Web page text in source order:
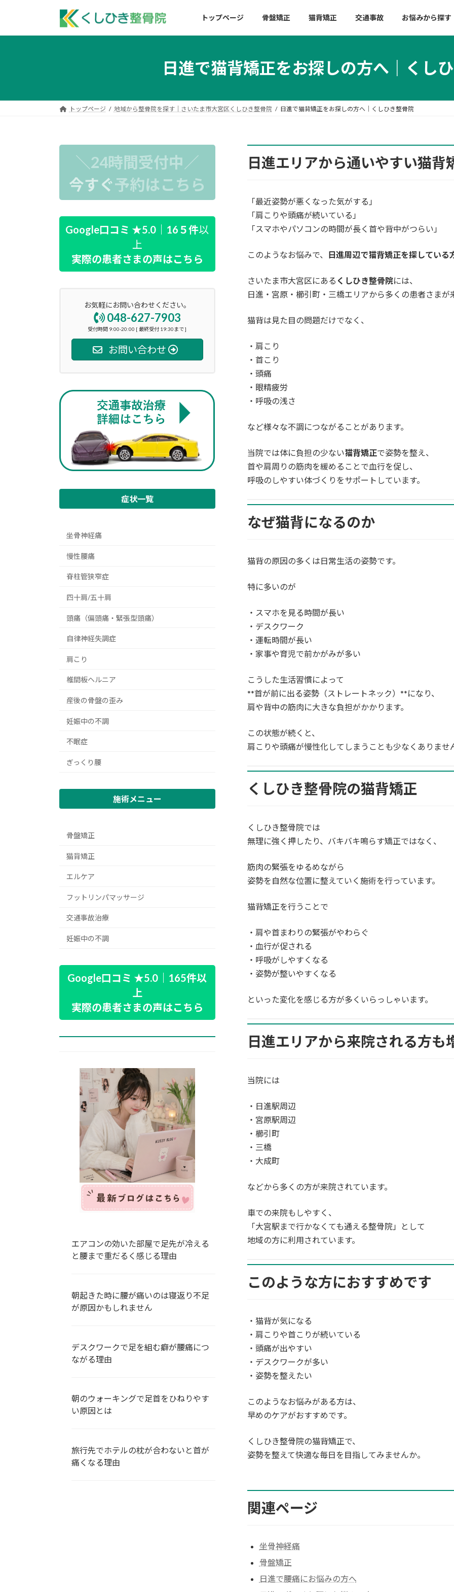
ッ
移
トップページ 骨盤矯正 猫背矯正 交通事故 お悩みから探す
日進で猫背矯正をお探しの方へ｜くし
トップページ 地域から整骨院を探す｜さいたま市大宮区くしひき整骨院 日進で猫背矯正をお探しの方へ｜くしひき整骨院
日進エリアから通いやすい猫背
「最近姿勢が悪くなった気がする」
「肩こりや頭痛が続いている」
「スマホやパソコンの時間が長く首や背中がつらい」
このようなお悩みで、 日進周辺で猫背矯正を探している
さいたま市大宮区にある くしひき整骨院には、
日進・宮原・櫛引町・三橋エリアから多くの患者さまが
猫背は見た目の問題だけでなく、
・肩こり
・首こり
・頭痛
・眼精疲労
・呼吸の浅さ
など様々な不調につながることがあります。
当院では体に負担の少ない猫背矯正で姿勢を整え、
首や肩周りの筋肉を緩めることで血行を促し、
呼吸のしやすい体づくりをサポートしています。
なぜ猫背になるのか
猫背の原因の多くは日常生活の姿勢です。
特に多いのが
・スマホを見る時間が長い
・デスクワーク
・運転時間が長い
・家事や育児で前かがみが多い
こうした生活習慣によって
**首が前に出る姿勢（ストレートネック）**になり、
肩や背中の筋肉に大きな負担がかかります。
この状態が続くと、
肩こりや頭痛が慢性化してしまうことも少なくありませ
くしひき整骨院の猫背矯正
くしひき整骨院では
無理に強く押したり、バキバキ鳴らす矯正ではなく、
筋肉の緊張をゆるめながら
姿勢を自然な位置に整えていく施術を行っています。
猫背矯正を行うことで
・肩や首まわりの緊張がやわらぐ
・血行が促される
・呼吸がしやすくなる
・姿勢が整いやすくなる
といった変化を感じる方が多くいらっしゃいます。
日進エリアから来院される方も
当院には
・日進駅周辺
・宮原駅周辺
・櫛引町
・三橋
・大成町
などから多くの方が来院されています。
車での来院もしやすく、
「大宮駅まで行かなくても通える整骨院」として
地域の方に利用されています。
このような方におすすめです
・猫背が気になる
・肩こりや首こりが続いている
・頭痛が出やすい
・デスクワークが多い
・姿勢を整えたい
このようなお悩みがある方は、
早めのケアがおすすめです。
くしひき整骨院の猫背矯正で、
姿勢を整えて快適な毎日を目指してみませんか。
関連ページ
坐骨神経痛
骨盤矯正
日進で腰痛にお悩みの方へ
＼24時間受付中／
今すぐ予約はこちら
Google口コミ ★5.0｜16５件以
上
実際の患者さまの声はこちら
お気軽にお問い合わせください。
048-627-7903
受付時間 9:00-20:00 [ 最終受付 19:30まで ]
お問い合わせ
症状一覧
坐骨神経痛
慢性腰痛
脊柱管狭窄症
四十肩/五十肩
頭痛（偏頭痛・緊張型頭痛）
自律神経失調症
肩こり
椎間板ヘルニア
産後の骨盤の歪み
妊娠中の不調
不眠症
ぎっくり腰
施術メニュー
骨盤矯正
猫背矯正
エルケア
フットリンパマッサージ
交通事故治療
妊娠中の不調
Google口コミ ★5.0｜165件以
上
実際の患者さまの声はこちら
エアコンの効いた部屋で足先が冷える
と腰まで重だるく感じる理由
朝起きた時に腰が痛いのは寝返り不足
が原因かもしれません
デスクワークで足を組む癖が腰痛につ
ながる理由
朝のウォーキングで足首をひねりやす
い原因とは
旅行先でホテルの枕が合わないと首が
痛くなる理由